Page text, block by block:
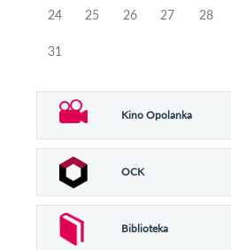
24 25 26 27 28
31
Kino Opolanka
OCK
Biblioteka